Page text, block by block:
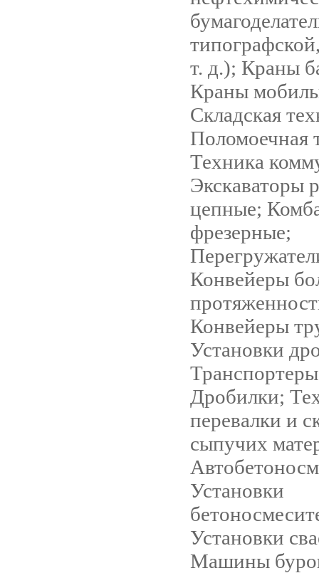
т. д.); Краны
Краны
Складская
Поломоечная
Техника
Экскаваторы
цепные;
фрезерные;
Конвейеры
Конвейеры
Установки
Дробилки;
перевалки и
сыпучих
Установки
Установки
Машины